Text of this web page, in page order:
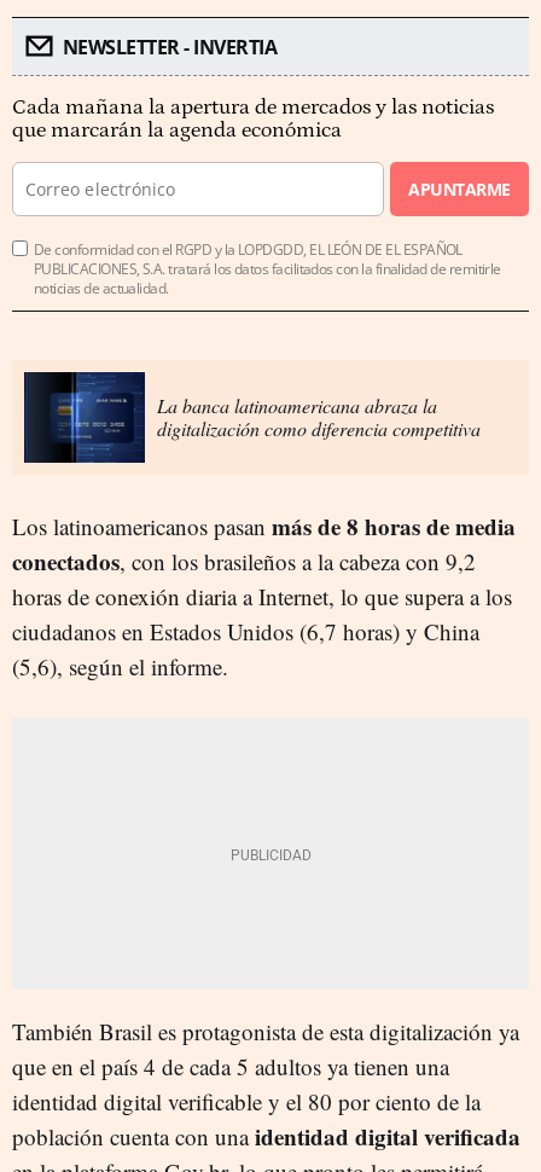
NEWSLETTER - INVERTIA
Cada mañana la apertura de mercados y las noticias
que marcarán la agenda económica
APUNTARME
De conformidad con el RGPD y la LOPDGDD, EL LEÓN DE EL ESPAÑOL
PUBLICACIONES, S.A. tratará los datos facilitados con la finalidad de remitirle
noticias de actualidad.
La banca latinoamericana abraza la
digitalización como diferencia competitiva
Los latinoamericanos pasan más de 8 horas de media
conectados, con los brasileños a la cabeza con 9,2
horas de conexión diaria a Internet, lo que supera a los
ciudadanos en Estados Unidos (6,7 horas) y China
(5,6), según el informe.
También Brasil es protagonista de esta digitalización ya
que en el país 4 de cada 5 adultos ya tienen una
identidad digital verificable y el 80 por ciento de la
población cuenta con unaidentidad digital verificada